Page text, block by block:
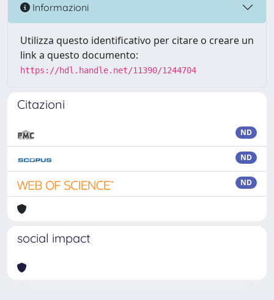
Informazioni
Utilizza questo identificativo per citare o creare un
link a questo documento:
https://hdl.handle.net/11390/1244704
Citazioni
ND
ND
ND
social impact